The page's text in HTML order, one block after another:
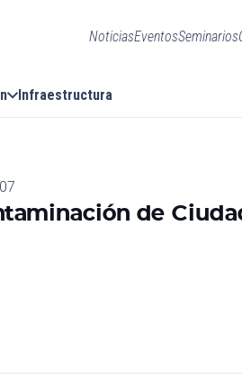
NoticiasEventosSeminarios
Infraestructura
de